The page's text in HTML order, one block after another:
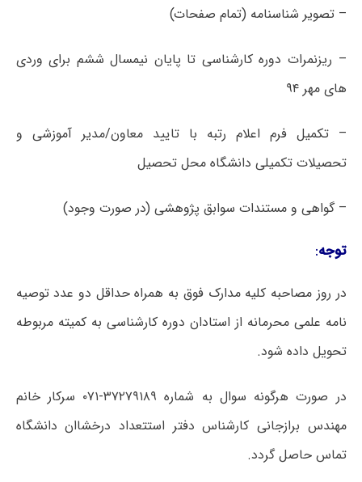
– تصویر شناسنامه (تمام صفحات)
– ریزنمرات دوره کارشناسی تا پایان نیمسال ششم برای وردی
های مهر ۹۴
– تکمیل فرم اعلام رتبه با تایید معاون/مدیر آموزشی و
تحصیلات تکمیلی دانشگاه محل تحصیل
– گواهی و مستندات سوابق پژوهشی (در صورت وجود)
توجه:
در روز مصاحبه کلیه مدارک فوق به همراه حداقل دو عدد توصیه
نامه علمی محرمانه از استادان دوره کارشناسی به کمیته مربوطه
تحویل داده شود.
در صورت هرگونه سوال به شماره ۳۷۲۷۹۱۸۹-۰۷۱ سرکار خانم
مهندس برازجانی کارشناس دفتر استتعداد درخشاان دانشگاه
تماس حاصل گردد.